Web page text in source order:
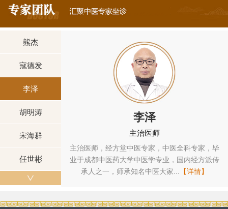
熊杰
寇德发
李泽
胡明涛
宋海群
任世彬
大学中西医结
李泽
主治医师
主治医师，经方堂中医专家，中医全科专家，毕
业于成都中医药大学中医学专业，国内经方派传
承人之一，师承知名中医大家...
【详情】